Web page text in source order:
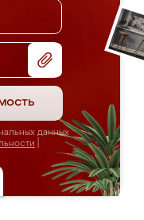
данных